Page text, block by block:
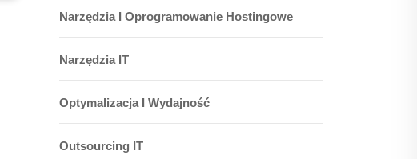
Narzędzia I Oprogramowanie Hostingowe
Narzędzia IT
Optymalizacja I Wydajność
Outsourcing IT